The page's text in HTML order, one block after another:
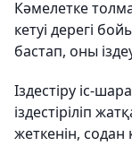
Кәмелетке
кетуі дерегі
бастап, оны
Іздестіру іс-
іздестіріліп
жеткенін,